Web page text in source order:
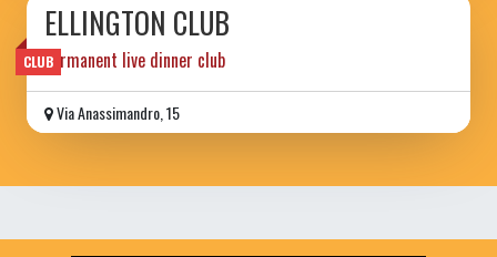
CLUB
ELLINGTON CLUB
permanent live dinner club
Via Anassimandro, 15